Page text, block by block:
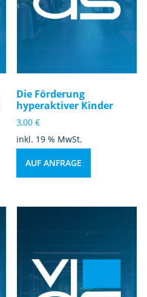
Die Förderung
hyperaktiver Kinder
3,00€
inkl. 19 % MwSt.
AUF ANFRAGE